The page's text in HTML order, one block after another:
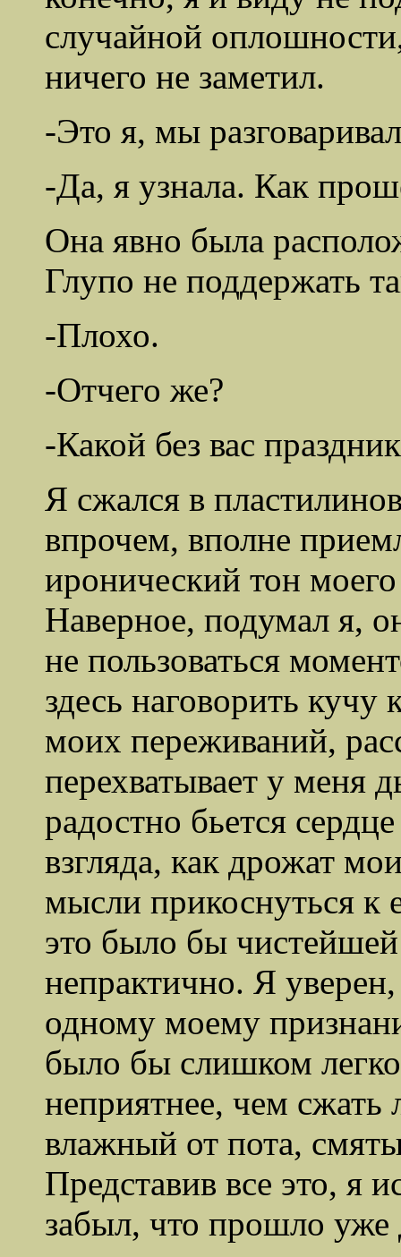
случайной
ничего не заметил.
-Это я, мы
-Да, я узнала. Как
Она явно была
Глупо не поддержать
-Плохо.
-Отчего же?
-Какой без вас
Я сжался в
впрочем, вполне
иронический тон
Наверное, подумал я,
не пользоваться
здесь наговорить кучу
моих переживаний,
перехватывает у меня
радостно бьется
взгляда, как дрожат
мысли прикоснуться к
это было бы
непрактично. Я
одному моему
было бы слишком
неприятнее, чем сжать
влажный от пота,
Представив все это, я
забыл, что прошло уже